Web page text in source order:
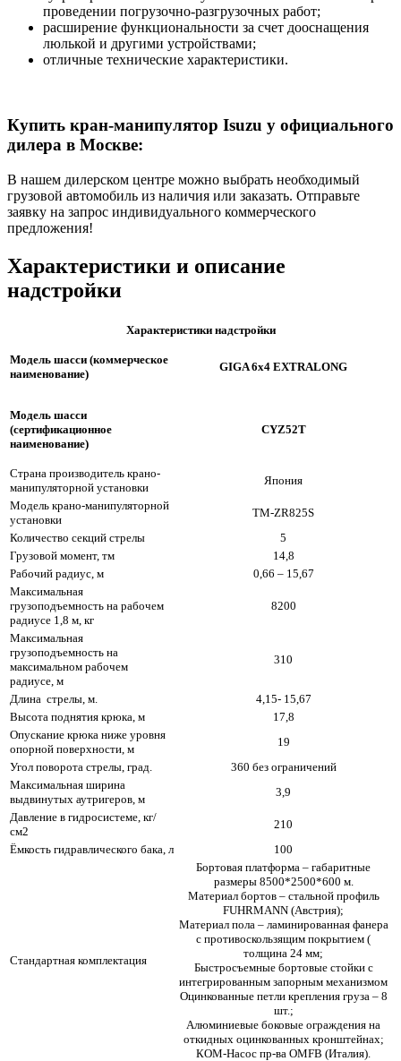
проведении погрузочно-разгрузочных работ;
расширение функциональности за счет дооснащения
люлькой и другими устройствами;
отличные технические характеристики.
Купить кран-манипулятор Isuzu у официального
дилера в Москве:
В нашем дилерском центре можно выбрать необходимый
грузовой автомобиль из наличия или заказать. Отправьте
заявку на запрос индивидуального коммерческого
предложения!
Характеристики и описание
надстройки
Характеристики надстройки
Модель шасси (коммерческое
наименование)
GIGA 6x4 EXTRALONG
Модель шасси
(сертификационное
наименование)
CYZ52T
Страна производитель крано-
манипуляторной установки
Япония
Модель крано-манипуляторной
установки
TM-ZR825S
Количество секций стрелы
5
Грузовой момент, тм
14,8
Рабочий радиус, м
0,66 – 15,67
Максимальная
грузоподъемность на рабочем
радиусе 1,8 м, кг
8200
Максимальная
грузоподъемность на
максимальном рабочем
радиусе, м
310
Длина стрелы, м.
4,15- 15,67
Высота поднятия крюка, м
17,8
Опускание крюка ниже уровня
опорной поверхности, м
19
Угол поворота стрелы, град.
360 без ограничений
Максимальная ширина
выдвинутых аутригеров, м
3,9
Давление в гидросистеме, кг/
см2
210
Ёмкость гидравлического бака, л
100
Стандартная комплектация
Бортовая платформа – габаритные
размеры 8500*2500*600 м.
Материал бортов – стальной профиль
FUHRMANN (Австрия);
Материал пола – ламинированная фанера
с противоскользящим покрытием (
толщина 24 мм;
Быстросъемные бортовые стойки с
интегрированным запорным механизмом
Оцинкованные петли крепления груза – 8
шт.;
Алюминиевые боковые ограждения на
откидных оцинкованных кронштейнах;
КОМ-Насос пр-ва OMFB (Италия).